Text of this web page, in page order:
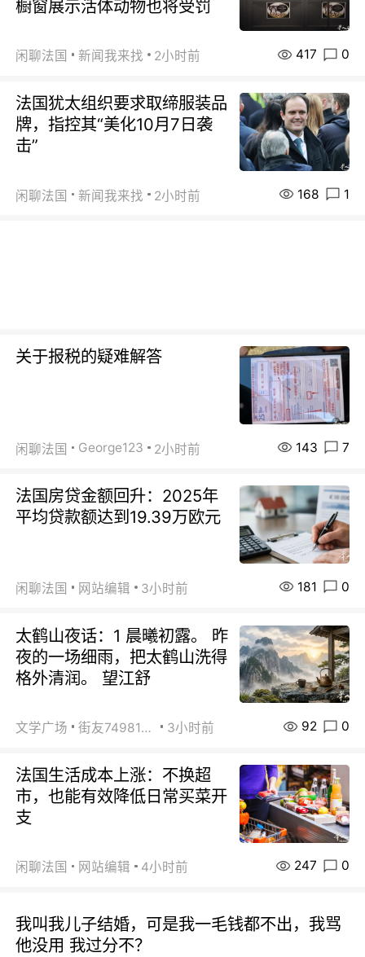
橱窗展示活体动物也将受罚
闲聊法国 新闻我来找 2小时前 417 0
法国犹太组织要求取缔服装品
牌，指控其“美化10月7日袭
击”
闲聊法国 新闻我来找 2小时前 168 1
关于报税的疑难解答
闲聊法国 George123 2小时前 143 7
法国房贷金额回升：2025年
平均贷款额达到19.39万欧元
闲聊法国 网站编辑 3小时前 181 0
太鹤山夜话：1 晨曦初露。 昨
夜的一场细雨，把太鹤山洗得
格外清润。 望江舒
文学广场 街友74981146 3小时前 92 0
法国生活成本上涨：不换超
市，也能有效降低日常买菜开
支
闲聊法国 网站编辑 4小时前 247 0
我叫我儿子结婚，可是我一毛钱都不出，我骂
他没用 我过分不？